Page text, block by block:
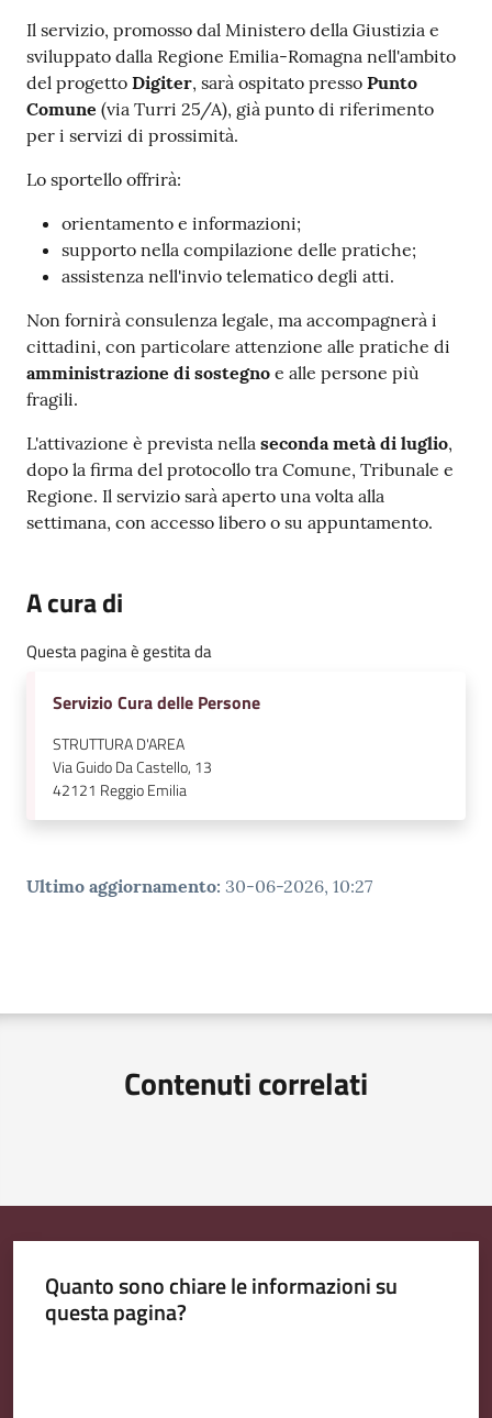
t
i
su
Il servizio, promosso dal Ministero della Giustizia e
sviluppato dalla Regione Emilia-Romagna nell'ambito
del progetto Digiter, sarà ospitato presso Punto
Comune (via Turri 25/A), già punto di riferimento
per i servizi di prossimità.
Lo sportello offrirà:
orientamento e informazioni;
supporto nella compilazione delle pratiche;
assistenza nell'invio telematico degli atti.
Non fornirà consulenza legale, ma accompagnerà i
cittadini, con particolare attenzione alle pratiche di
amministrazione di sostegno e alle persone più
fragili.
L'attivazione è prevista nella seconda metà di luglio,
dopo la firma del protocollo tra Comune, Tribunale e
Regione. Il servizio sarà aperto una volta alla
settimana, con accesso libero o su appuntamento.
A cura di
Questa pagina è gestita da
Servizio Cura delle Persone
STRUTTURA D'AREA
Via Guido Da Castello, 13
42121 Reggio Emilia
Ultimo aggiornamento: 30-06-2026, 10:27
Contenuti correlati
Quanto sono chiare le informazioni su
questa pagina?